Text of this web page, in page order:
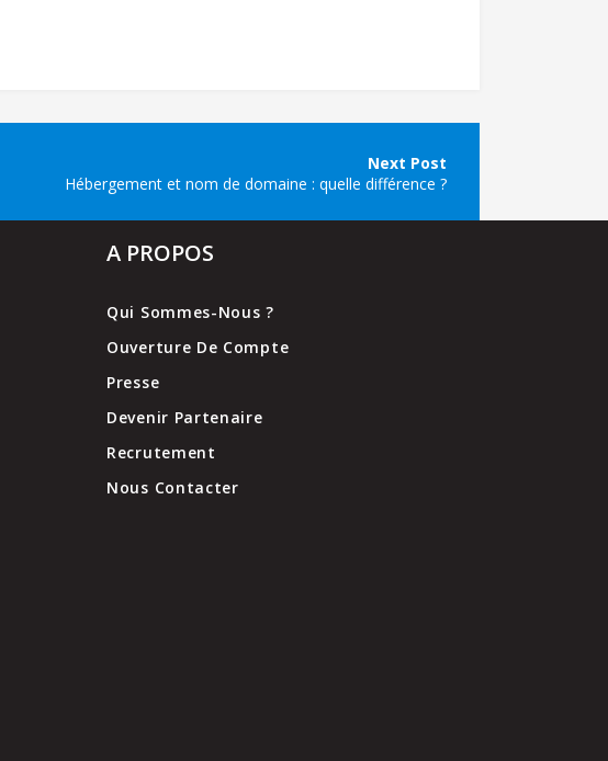
Hébergement et nom de domaine : quelle différence ?
A PROPOS
Qui Sommes-Nous ?
Ouverture De Compte
Presse
Devenir Partenaire
Recrutement
Nous Contacter